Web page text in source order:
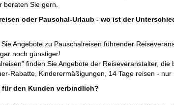
beraten Sie gern.
oder Pauschal-Urlaub - wo ist der
Angebote zu Pauschalreisen führender
noch günstiger!
finden Sie Angebote der Reiseveranstalter,
Rabatte, Kinderermäßigungen, 14 Tage reisen - nur
den Kunden verbindlich?